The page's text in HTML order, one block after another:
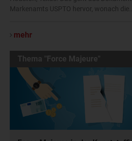
Markenamts USPTO hervor, wonach die...
mehr
Thema "Force Majeure"